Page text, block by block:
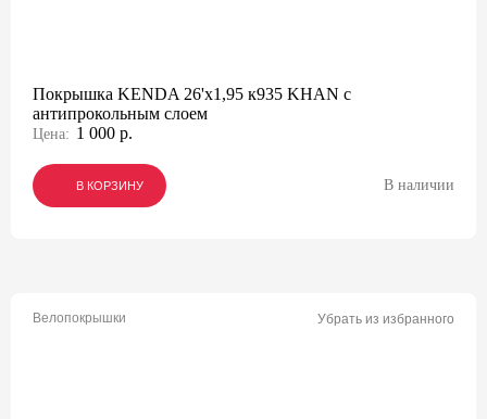
Покрышка KENDA 26'х1,95 к935 KHAN с
антипрокольным слоем
Цена: 1 000 р.
В КОРЗИНУ
В КОРЗИНУ
В КОРЗИНУ В наличии
Велопокрышки Убрать из избранного